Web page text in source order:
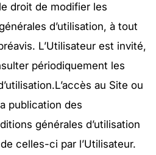
droit de modifier les
d’utilisation, à tout
L’Utilisateur est invité,
périodiquement les
L’accès au Site ou
publication des
générales d’utilisation
celles-ci par l’Utilisateur.